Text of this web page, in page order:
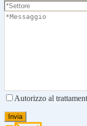
Autorizzo al